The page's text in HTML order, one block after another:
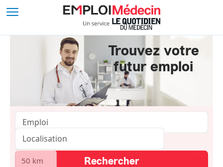
Trouvez votre
futur emploi